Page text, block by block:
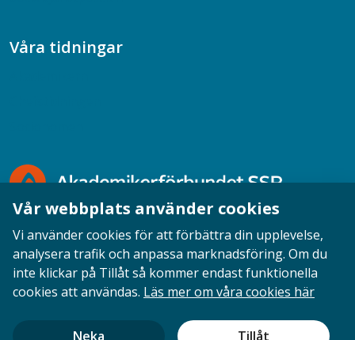
Våra tidningar
Opinion English Personuppgifter Cookies
Ansvarig utgivare: Cecilia Sandahl
Vår webbplats använder cookies
Vi använder cookies för att förbättra din upplevelse,
analysera trafik och anpassa marknadsföring. Om du
inte klickar på Tillåt så kommer endast funktionella
cookies att användas. Läs mer om våra cookies här
Neka Tillåt